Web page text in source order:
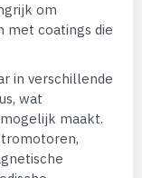
om
met coatings die
in verschillende
wat
maakt.